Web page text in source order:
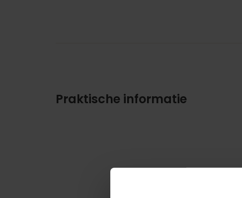
Praktische informatie